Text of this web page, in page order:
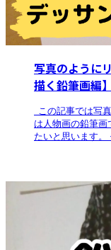
写真のように
描く鉛筆画編】
この記事では写
は人物画の鉛筆画
たいと思います。